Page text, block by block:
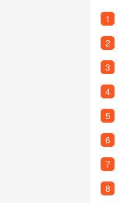
1
2
3
4
5
6
7
8